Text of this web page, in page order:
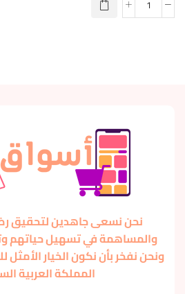
نحن نسعى جاهدين لتحقيق
والمساهمة في تسهيل حياتهم
ونحن نفخر بأن نكون الخيار الأمثل
المملكة العربية